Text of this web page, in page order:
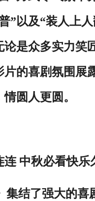
”以及“装人上
是众多实力笑
的喜剧氛围展
圆人更圆。
连 中秋必看快乐
集结了强大的喜